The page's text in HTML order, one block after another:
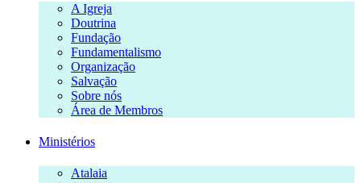
A Igreja
Doutrina
Fundação
Fundamentalismo
Organização
Salvação
Sobre nós
Área de Membros
Ministérios
Atalaia